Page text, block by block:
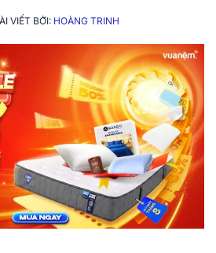
VIẾT BỞI: HOÀNG TRINH